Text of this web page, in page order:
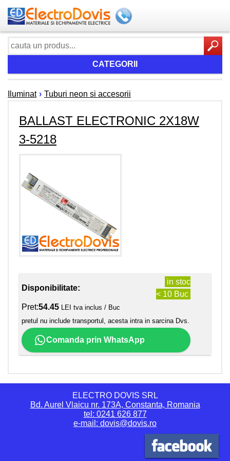
CATEGORII
Iluminat › Tuburi neon si accesorii
BALLAST ELECTRONIC 2X18W
3-5218
Disponibilitate:
in stoc
< 10 Buc
Pret:54.45 LEI tva inclus / Buc
pretul nu include transportul, acesta intra in sarcina Dvs.
Comanda prin WhatsApp
ELECTRO DOVIS SRL
Bd. Aurel Vlaicu nr. 173A, Constanta, Romania
tel: 0241 626 877
e-mail: dovis@dovis.ro